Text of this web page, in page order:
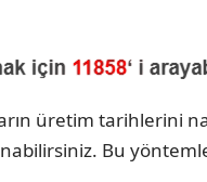
üretim tarihlerini
Bu